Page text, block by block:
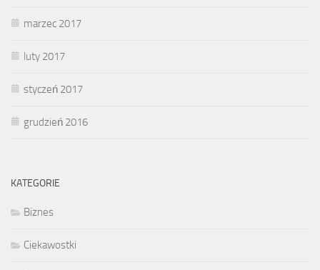
marzec 2017
luty 2017
styczeń 2017
grudzień 2016
KATEGORIE
Biznes
Ciekawostki